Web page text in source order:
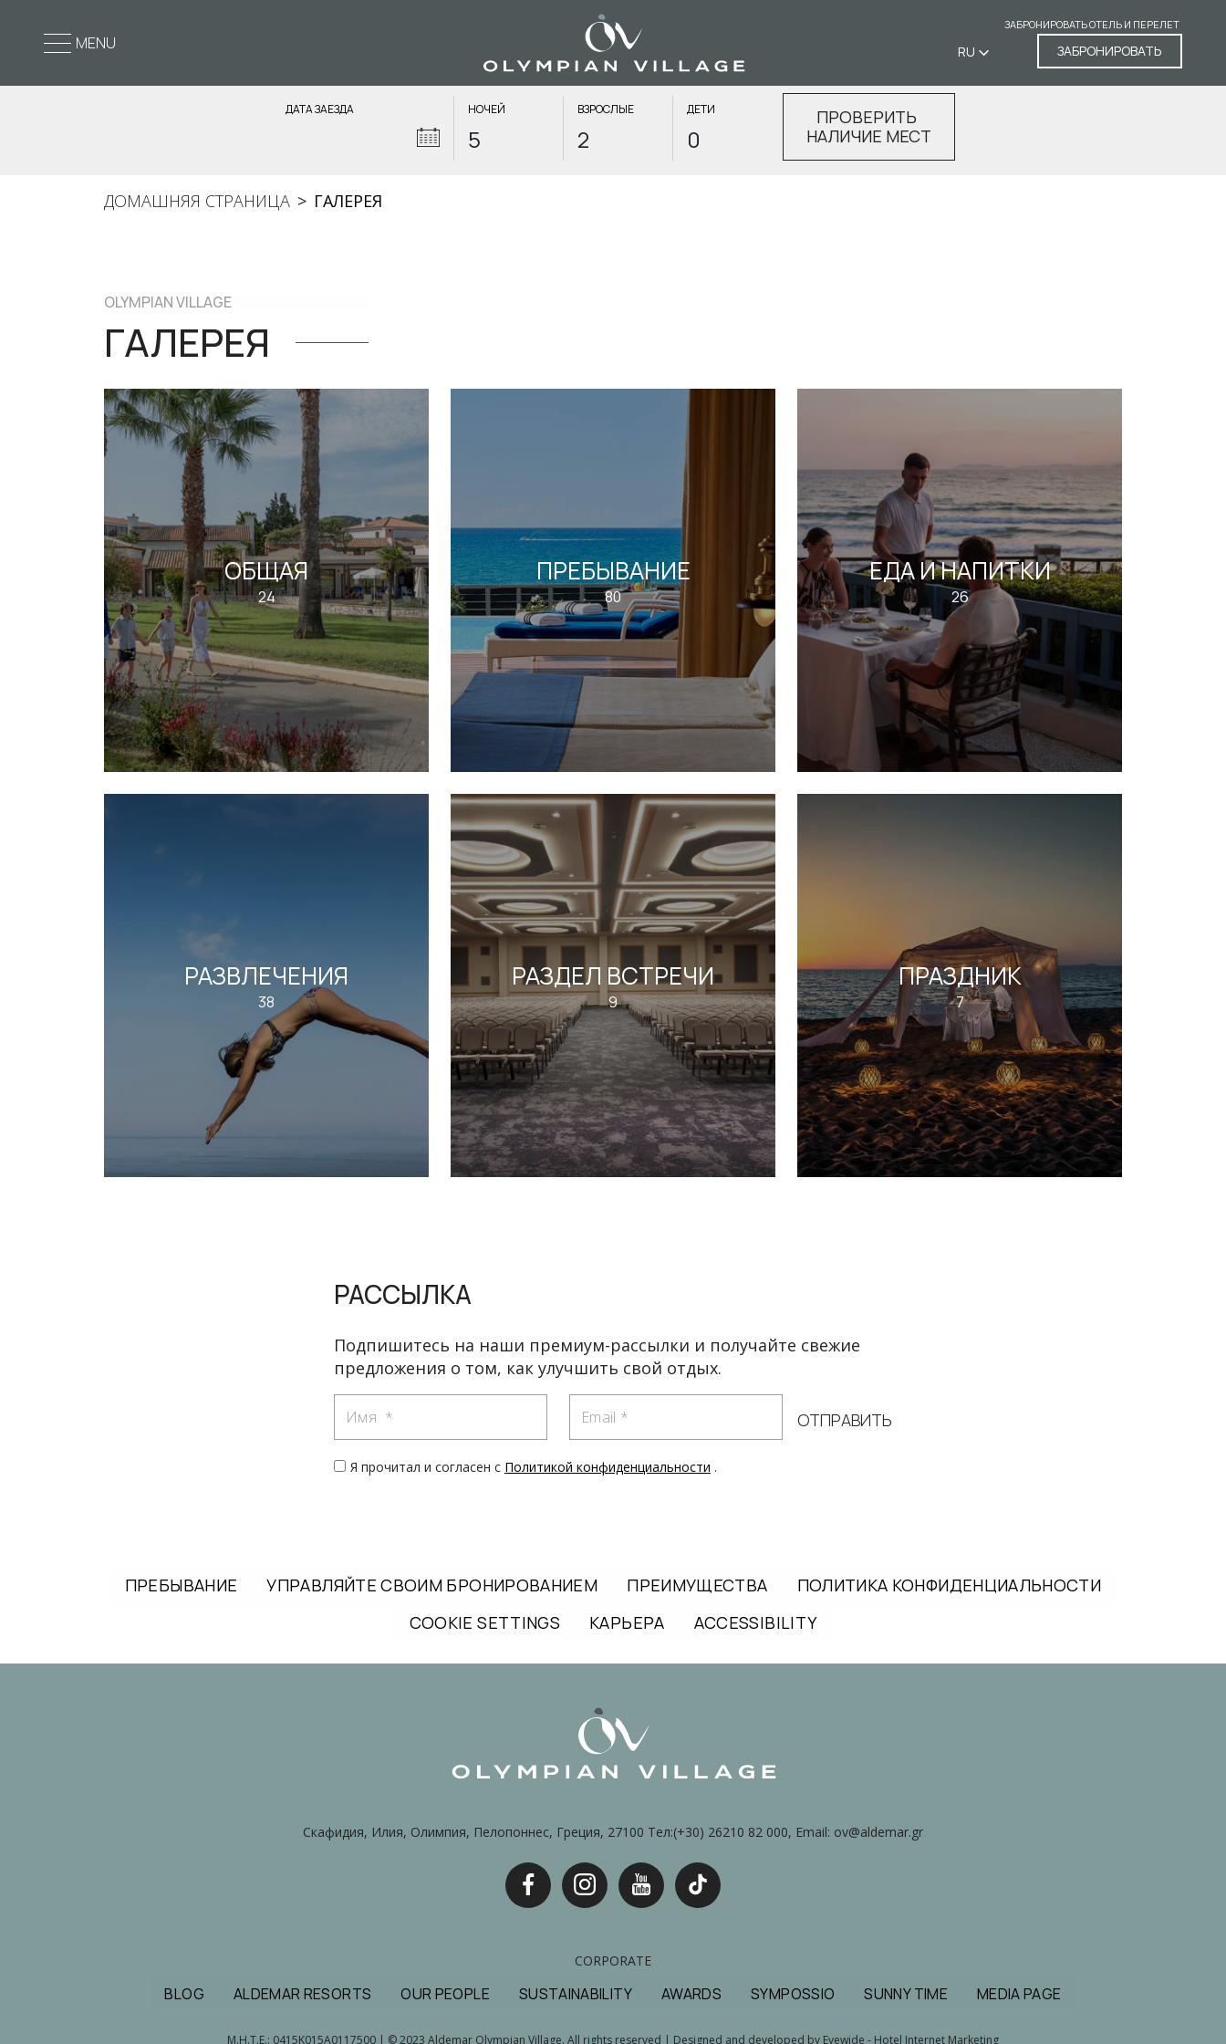
MENU RU
ЗАБРОНИРОВАТЬ ОТЕЛЬ И ПЕРЕЛЕТ
ЗАБРОНИРОВАТЬ
ДАТА ЗАЕЗДА НОЧЕЙ ВЗРОСЛЫЕ ДЕТИ
ПРОВЕРИТЬ
НАЛИЧИЕ МЕСТ
ДОМАШНЯЯ СТРАНИЦА ГАЛЕРЕЯ
OLYMPIAN VILLAGE
ГАЛЕРЕЯ
ОБЩАЯ
24
ПРЕБЫВАНИЕ
80
ЕДА И НАПИТКИ
26
РАЗВЛЕЧЕНИЯ
38
РАЗДЕЛ ВСТРЕЧИ
9
ПРАЗДНИК
7
РАССЫЛКА
Подпишитесь на наши премиум-рассылки и получайте свежие
предложения о том, как улучшить свой отдых.
Я прочитал и согласен с Политикой конфиденциальности .
ОТПРАВИТЬ
ПРЕБЫВАНИЕ УПРАВЛЯЙТЕ СВОИМ БРОНИРОВАНИЕМ ПРЕИМУЩЕСТВА
ПОЛИТИКА КОНФИДЕНЦИАЛЬНОСТИ
COOKIE SETTINGS
КАРЬЕРА ACCESSIBILITY
Скафидия, Илия, Олимпия, Пелопоннес, Греция, 27100 Тел:(+30) 26210 82 000, Email: ov@aldemar.gr
CORPORATE
BLOG ALDEMAR RESORTS OUR PEOPLE SUSTAINABILITY AWARDS SYMPOSSIO SUNNY TIME MEDIA PAGE
M.H.T.E.: 0415Κ015Α0117500 | © 2023 Aldemar Olympian Village. All rights reserved | Designed and developed by Eyewide - Hotel Internet Marketing